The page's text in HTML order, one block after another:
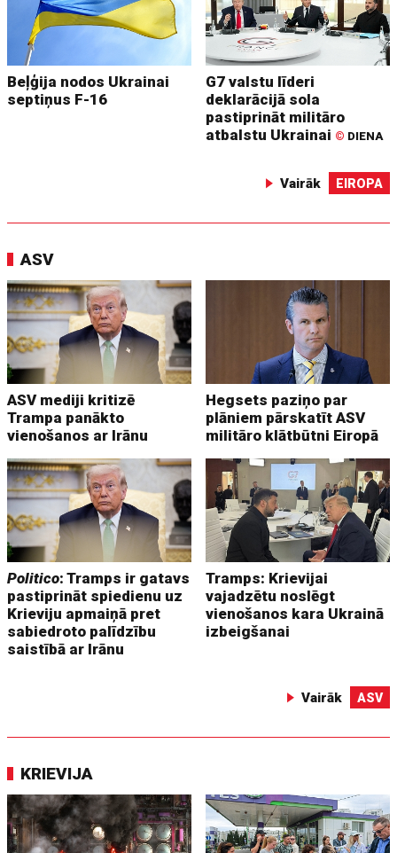
Beļģija nodos Ukrainai
septiņus F-16
G7 valstu līderi
deklarācijā sola
pastiprināt militāro
atbalstu Ukrainai © DIENA
Vairāk EIROPA
ASV
ASV mediji kritizē
Trampa panākto
vienošanos ar Irānu
Hegsets paziņo par
plāniem pārskatīt ASV
militāro klātbūtni Eiropā
Politico: Tramps ir gatavs
pastiprināt spiedienu uz
Krieviju apmaiņā pret
sabiedroto palīdzību
saistībā ar Irānu
Tramps: Krievijai
vajadzētu noslēgt
vienošanos kara Ukrainā
izbeigšanai
Vairāk ASV
KRIEVIJA